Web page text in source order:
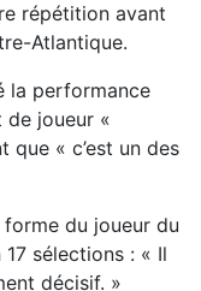
répétition avant
Atlantique.
la performance
de joueur «
« c’est un des
forme du joueur du
sélections : « Il
décisif. »